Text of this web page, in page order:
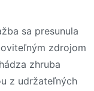
sa presunula
zdrojom
zhruba
z udržateľných